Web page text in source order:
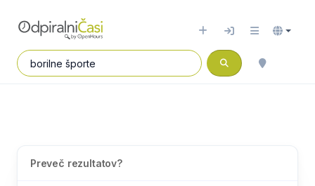
Preveč rezultatov?